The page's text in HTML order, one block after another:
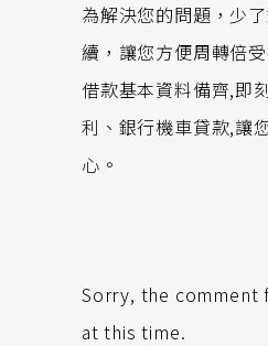
為解決您的問題，少
續，讓您方便周轉倍
借款基本資料備齊,即
利、銀行機車貸款,讓
心。
Sorry, the comment
at this time.